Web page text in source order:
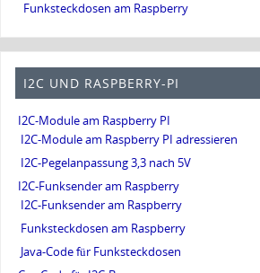
Funksteckdosen am Raspberry
I2C UND RASPBERRY-PI
I2C-Module am Raspberry PI
I2C-Module am Raspberry PI adressieren
I2C-Pegelanpassung 3,3 nach 5V
I2C-Funksender am Raspberry
I2C-Funksender am Raspberry
Funksteckdosen am Raspberry
Java-Code für Funksteckdosen